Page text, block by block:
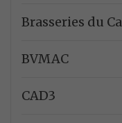
Brasseries du
BVMAC
CAD3